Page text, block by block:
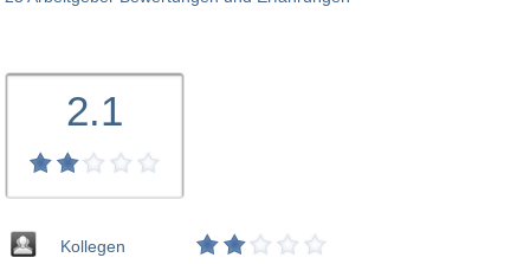
2.1
Kollegen